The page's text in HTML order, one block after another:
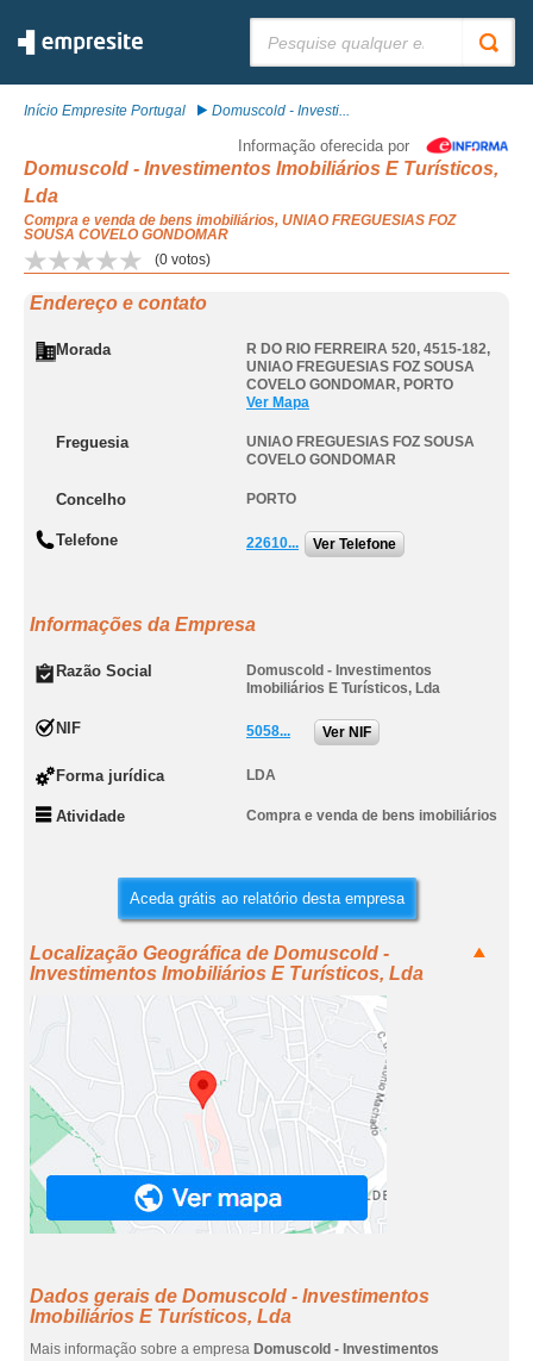
Início Empresite Portugal Domuscold - Investi...
Informação oferecida por
Domuscold - Investimentos Imobiliários E Turísticos,
Lda
Compra e venda de bens imobiliários, UNIAO FREGUESIAS FOZ
SOUSA COVELO GONDOMAR
(0 votos)
Endereço e contato
Morada R DO RIO FERREIRA 520, 4515-182,
UNIAO FREGUESIAS FOZ SOUSA
COVELO GONDOMAR, PORTO
Ver Mapa
Freguesia
UNIAO FREGUESIAS FOZ SOUSA
COVELO GONDOMAR
Concelho PORTO
Telefone 22610... Ver Telefone
Informações da Empresa
Razão Social
Domuscold - Investimentos
Imobiliários E Turísticos, Lda
NIF 5058... Ver NIF
Forma jurídica LDA
Atividade Compra e venda de bens imobiliários
Aceda grátis ao relatório desta empresa
Localização Geográfica de Domuscold -
Investimentos Imobiliários E Turísticos, Lda
Dados gerais de Domuscold - Investimentos
Imobiliários E Turísticos, Lda
Mais informação sobre a empresa Domuscold - Investimentos